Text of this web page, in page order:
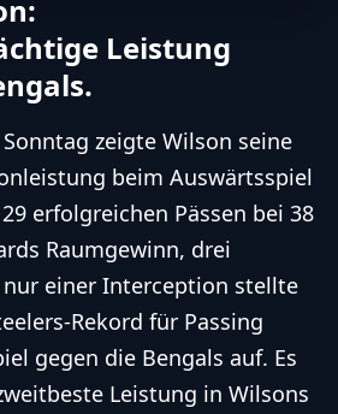
Leistung
zeigte Wilson seine
beim Auswärtsspiel
erfolgreichen Pässen bei 38
Raumgewinn, drei
einer Interception stellte
Rekord für Passing
gegen die Bengals auf. Es
Leistung in Wilsons